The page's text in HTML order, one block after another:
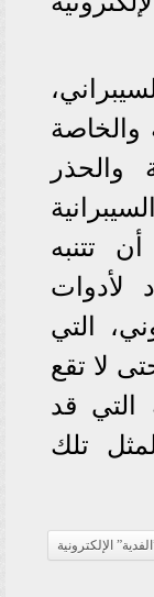
والحذر
تتنبه
لأدوات
التي
لا تقع
التي قد
تلك
الإلكترونية